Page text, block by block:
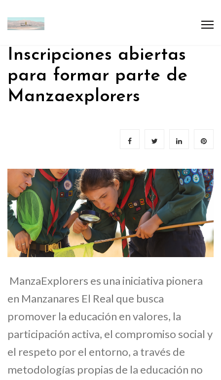
Inscripciones abiertas
para formar parte de
Manzaexplorers
ManzaExplorers es una iniciativa pionera
en Manzanares El Real que busca
promover la educación en valores, la
participación activa, el compromiso social y
el respeto por el entorno, a través de
metodologías propias de la educación no